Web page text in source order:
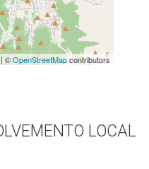
©OpenStreetMapcontributors
LOCAL